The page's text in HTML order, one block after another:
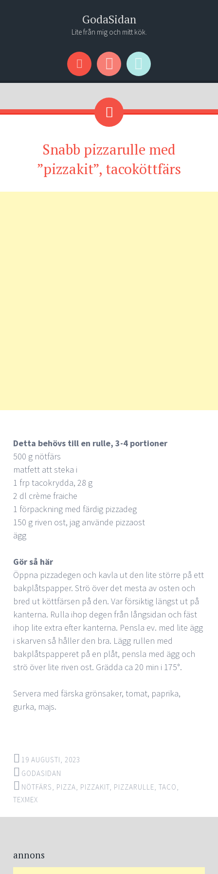
GodaSidan
Lite från mig och mitt kök.
Menu
Widgets
Search
Snabb pizzarulle med
”pizzakit”, tacoköttfärs
Detta behövs till en rulle, 3-4 portioner
500 g nötfärs
matfett att steka i
1 frp tacokrydda, 28 g
2 dl crème fraiche
1 förpackning med färdig pizzadeg
150 g riven ost, jag använde pizzaost
ägg
Gör så här
Öppna pizzadegen och kavla ut den lite större på ett
bakplåtspapper. Strö över det mesta av osten och
bred ut köttfärsen på den. Var försiktig längst ut på
kanterna. Rulla ihop degen från långsidan och fäst
ihop lite extra efter kanterna. Pensla ev. med lite ägg
i skarven så håller den bra. Lägg rullen med
bakplåtspapperet på en plåt, pensla med ägg och
strö över lite riven ost. Grädda ca 20 min i 175°.
Servera med färska grönsaker, tomat, paprika,
gurka, majs.
19 AUGUSTI, 2023
GODASIDAN
NÖTFÄRS
PIZZA PIZZAKIT PIZZARULLE TACO
TEXMEX
Post
navigation
annons